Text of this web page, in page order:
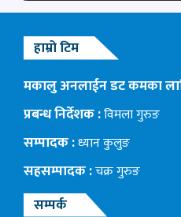
हाम्रो टिम
मकालु अनलाईन डट कमका
प्रबन्ध निर्देशक :विमला गुरुङ
सम्पादक :ध्यान कुलुङ
सहसम्पादक :चक्र गुरुङ
सम्पर्क